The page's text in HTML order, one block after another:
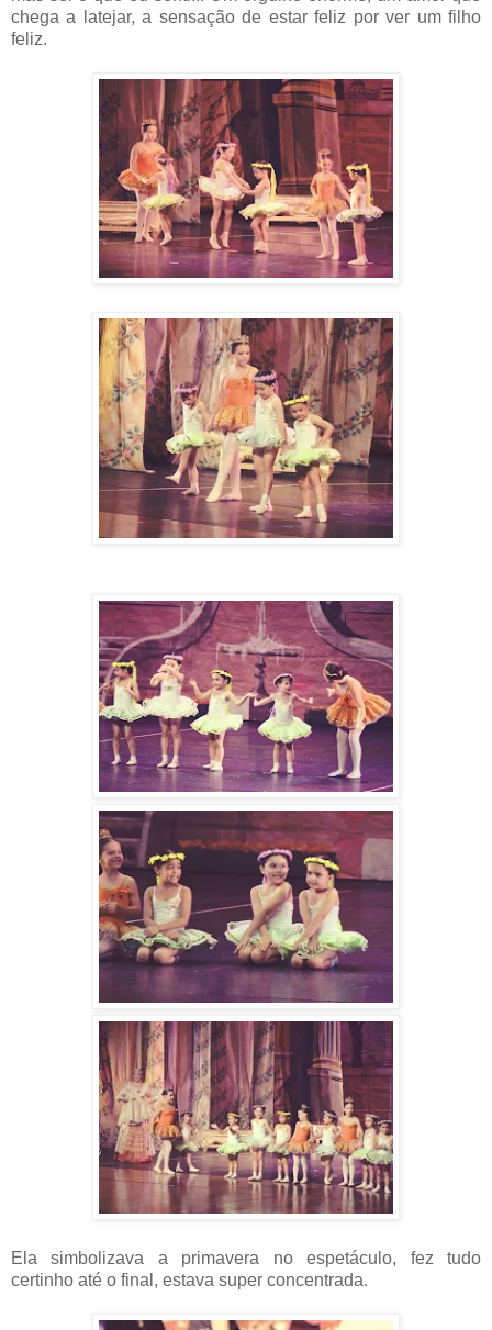
chega a latejar, a sensação de estar feliz por ver um filho
feliz.
Ela simbolizava a primavera no espetáculo, fez tudo
certinho até o final, estava super concentrada.